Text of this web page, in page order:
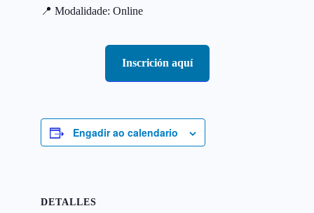
📍 Modalidade: Online
Inscrición aquí
Engadir ao calendario
DETALLES